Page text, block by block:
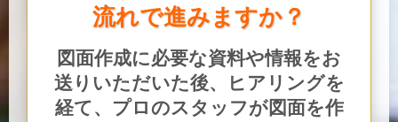
流れで進みますか？
図面作成に必要な資料や情報をお
送りいただいた後、ヒアリングを
経て、プロのスタッフが図面を作